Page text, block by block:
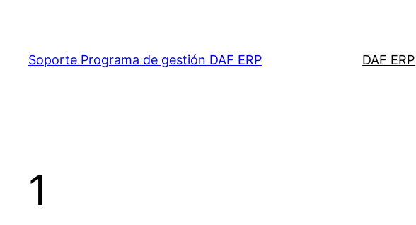
contenido
Soporte Programa de gestión DAF ERP DAF ERP
1